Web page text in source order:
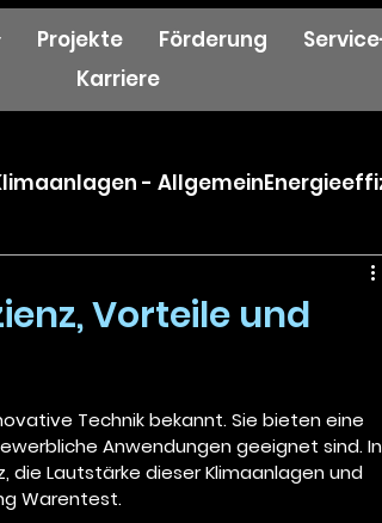
Projekte Förderung
Karriere
- Allgemein
Vorteile und
Technik bekannt. Sie bieten eine
Anwendungen geeignet sind. In
die Lautstärke dieser Klimaanlagen und
Warentest.